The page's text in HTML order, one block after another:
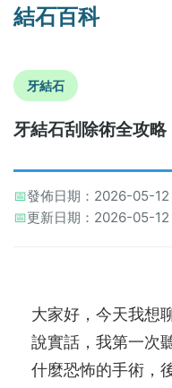
結石百科
牙結石
牙結石刮除術全攻
📅發佈日期：2026-05-12
📅更新日期：2026-05-12
大家好，今天我想
說實話，我第一次
什麼恐怖的手術，